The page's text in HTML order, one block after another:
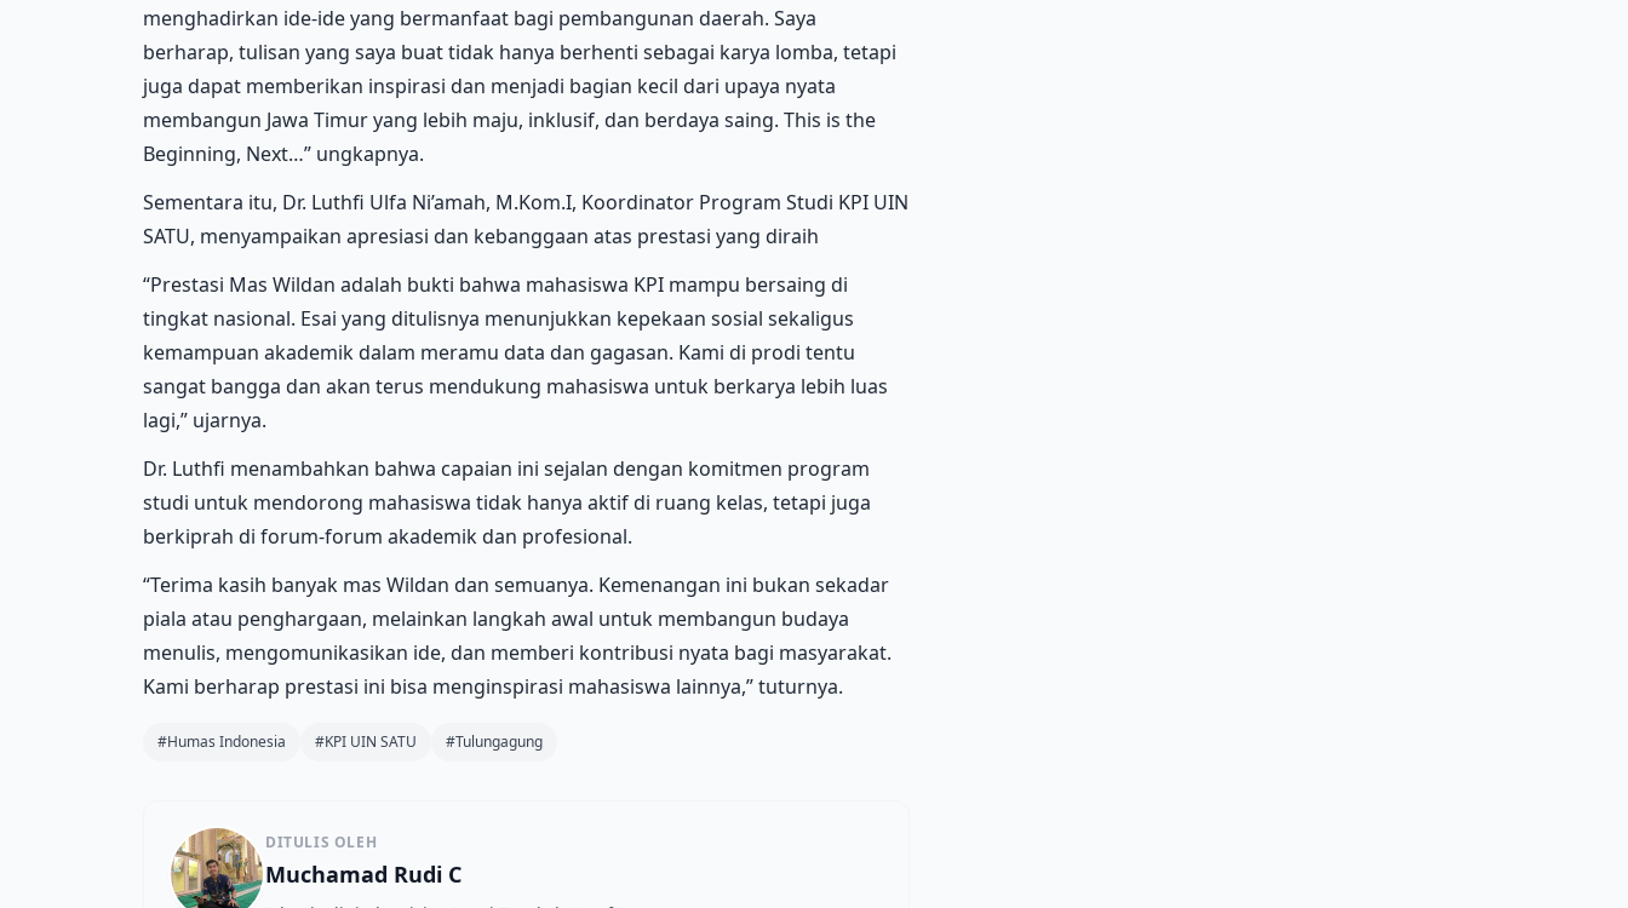
menghadirkan ide-ide yang bermanfaat bagi pembangunan daerah. Saya
berharap, tulisan yang saya buat tidak hanya berhenti sebagai karya lomba, tetapi
juga dapat memberikan inspirasi dan menjadi bagian kecil dari upaya nyata
membangun Jawa Timur yang lebih maju, inklusif, dan berdaya saing. This is the
Beginning, Next…” ungkapnya.
Sementara itu, Dr. Luthfi Ulfa Ni’amah, M.Kom.I, Koordinator Program Studi KPI UIN
SATU, menyampaikan apresiasi dan kebanggaan atas prestasi yang diraih
“Prestasi Mas Wildan adalah bukti bahwa mahasiswa KPI mampu bersaing di
tingkat nasional. Esai yang ditulisnya menunjukkan kepekaan sosial sekaligus
kemampuan akademik dalam meramu data dan gagasan. Kami di prodi tentu
sangat bangga dan akan terus mendukung mahasiswa untuk berkarya lebih luas
lagi,” ujarnya.
Dr. Luthfi menambahkan bahwa capaian ini sejalan dengan komitmen program
studi untuk mendorong mahasiswa tidak hanya aktif di ruang kelas, tetapi juga
berkiprah di forum-forum akademik dan profesional.
“Terima kasih banyak mas Wildan dan semuanya. Kemenangan ini bukan sekadar
piala atau penghargaan, melainkan langkah awal untuk membangun budaya
menulis, mengomunikasikan ide, dan memberi kontribusi nyata bagi masyarakat.
Kami berharap prestasi ini bisa menginspirasi mahasiswa lainnya,” tuturnya.
#Humas Indonesia #KPI UIN SATU #Tulungagung
DITULIS OLEH
Muchamad Rudi C